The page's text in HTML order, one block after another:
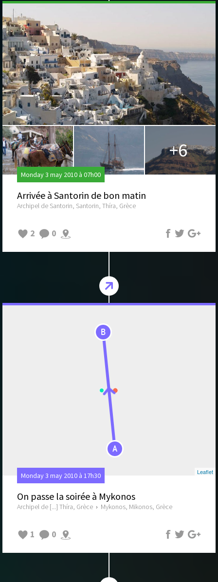
+6
Monday 3 may 2010 à 07h00
Arrivée à Santorin de bon matin
Archipel de Santorin, Santorin, Thíra, Grèce
2 0
A
B
Leaflet
Monday 3 may 2010 à 17h30
On passe la soirée à Mykonos
Archipel de [...] Thíra, Grèce › Mykonos, Mikonos, Grèce
1 0